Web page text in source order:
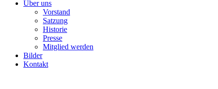
Über uns
Vorstand
Satzung
Historie
Presse
Mitglied werden
Bilder
Kontakt